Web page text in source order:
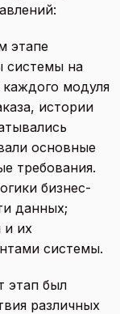
этапе
системы на
модуля
истории
основные
требования.
бизнес-
данных;
и их
системы.
этап был
различных